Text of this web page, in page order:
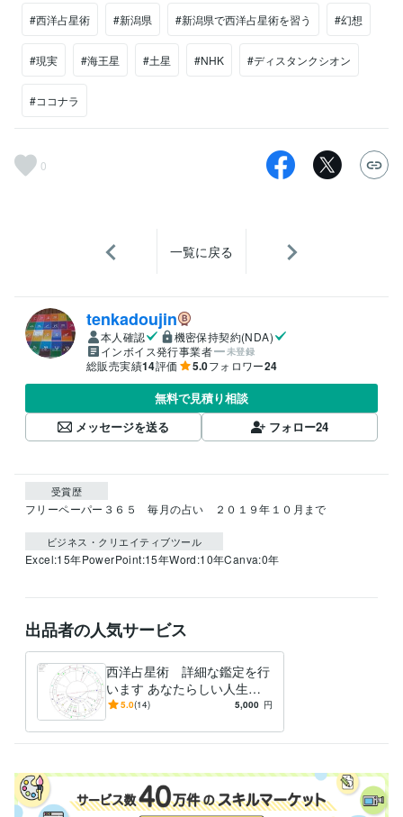
#西洋占星術 #新潟県 #新潟県で西洋占星術を習う #幻想
#現実 #海王星 #土星 #NHK #ディスタンクシオン
#ココナラ
0
一覧に戻る
tenkadoujin
本人確認
機密保持契約(NDA)
インボイス発行事業者
未登録
総販売実績14評価 5.0フォロワー24
無料で見積り相談
メッセージを送る
フォロー24
受賞歴
フリーペーパー３６５　毎月の占い　２０１９年１０月まで
ビジネス・クリエイティブツール
Excel:15年PowerPoint:15年Word:10年Canva:0年
出品者の人気サービス
西洋占星術 詳細な鑑定を行
います あなたらしい人生を
生き、本来の流れに沿って生
5.0(14) 5,000 円